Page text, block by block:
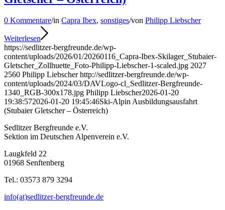
0 Kommentare/in Capra Ibex, sonstiges/von Philipp Liebscher
Weiterlesen
https://sedlitzer-bergfreunde.de/wp-
content/uploads/2026/01/20260116_Capra-Ibex-Skilager_Stubaier-
Gletscher_Zollhuette_Foto-Philipp-Liebscher-1-scaled.jpg 2027
2560 Philipp Liebscher http://sedlitzer-bergfreunde.de/wp-
content/uploads/2024/03/DAVLogo-cl_Sedlitzer-Bergfreunde-
1340_RGB-300x178.jpg Philipp Liebscher2026-01-20
19:38:572026-01-20 19:45:46Ski-Alpin Ausbildungsausfahrt
(Stubaier Gletscher – Österreich)
Sedlitzer Bergfreunde e.V.
Sektion im Deutschen Alpenverein e.V.
Laugkfeld 22
01968 Senftenberg
Tel.: 03573 879 3294
info(at)sedlitzer-bergfreunde.de